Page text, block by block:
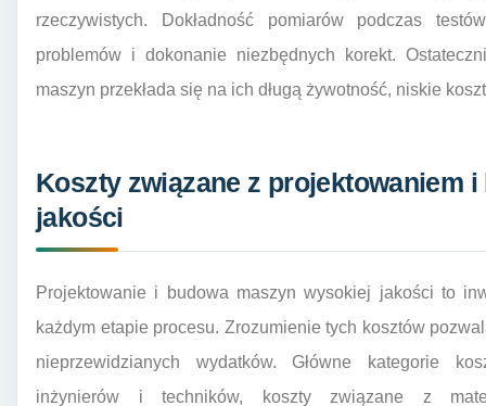
rzeczywistych. Dokładność pomiarów podczas
problemów i dokonanie niezbędnych korekt.
maszyn przekłada się na ich długą żywotność, niskie
Koszty związane z projektowaniem
jakości
Projektowanie i budowa maszyn wysokiej jakości to
każdym etapie procesu. Zrozumienie tych kosztów
nieprzewidzianych wydatków. Główne kategorie
inżynierów i techników, koszty związane z